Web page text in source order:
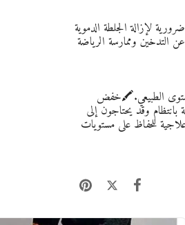
لإزالة الجلطة الدموية
التدخين وممارسة الرياضة
الطبيعي.🖍️خفض
وقد يحتاجون إلى
للحفاظ على مستويات